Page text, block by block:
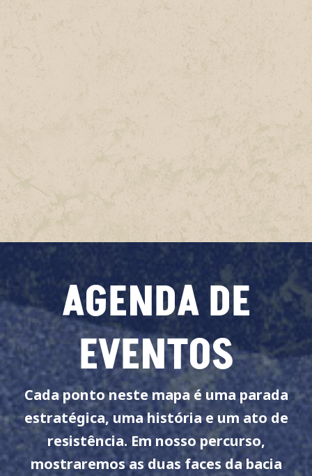
AGENDA DE
EVENTOS
Cada ponto neste mapa é uma parada
estratégica, uma história e um ato de
resistência. Em nosso percurso,
mostraremos as duas faces da bacia